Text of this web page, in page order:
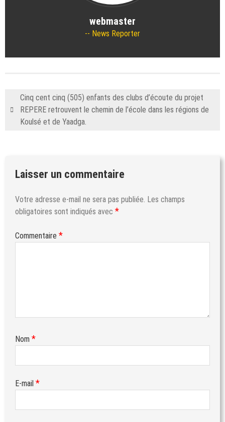
webmaster
News Reporter
Cinq cent cinq (505) enfants des clubs d’écoute du projet
REPERE retrouvent le chemin de l’école dans les régions de
Koulsé et de Yaadga.
Laisser un commentaire
Votre adresse e-mail ne sera pas publiée. Les champs
obligatoires sont indiqués avec *
Commentaire *
Nom *
E-mail *